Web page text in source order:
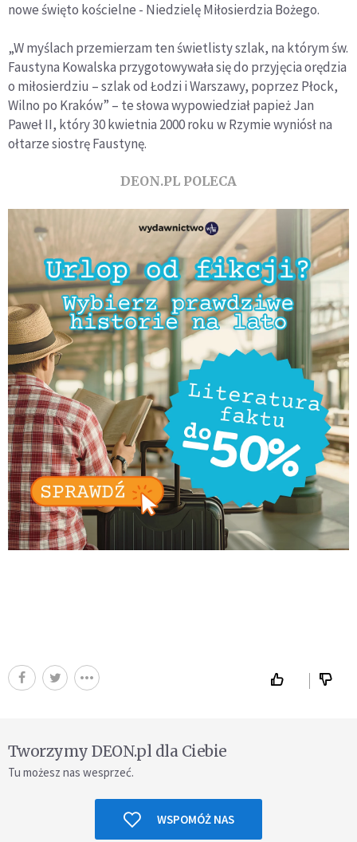
nowe święto kościelne - Niedzielę Miłosierdzia Bożego.
„W myślach przemierzam ten świetlisty szlak, na którym św.
Faustyna Kowalska przygotowywała się do przyjęcia orędzia
o miłosierdziu – szlak od Łodzi i Warszawy, poprzez Płock,
Wilno po Kraków” – te słowa wypowiedział papież Jan
Paweł II, który 30 kwietnia 2000 roku w Rzymie wyniósł na
ołtarze siostrę Faustynę.
DEON.PL POLECA
Tworzymy DEON.pl dla Ciebie
Tu możesz nas wesprzeć.
WSPOMÓŻ NAS